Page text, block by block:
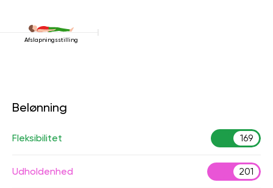
Afslapningsstilling
Belønning
Fleksibilitet 169
Udholdenhed 201